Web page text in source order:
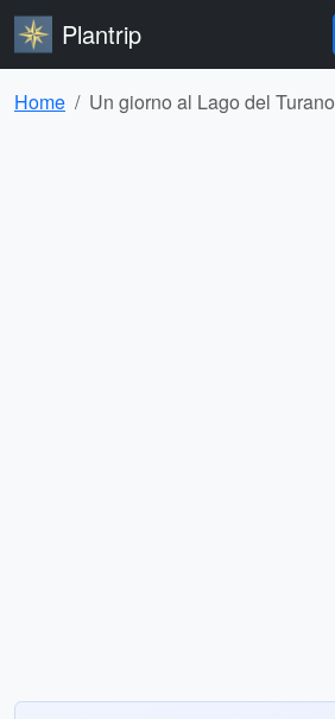
Plantrip
Home Un giorno al Lago del Turano